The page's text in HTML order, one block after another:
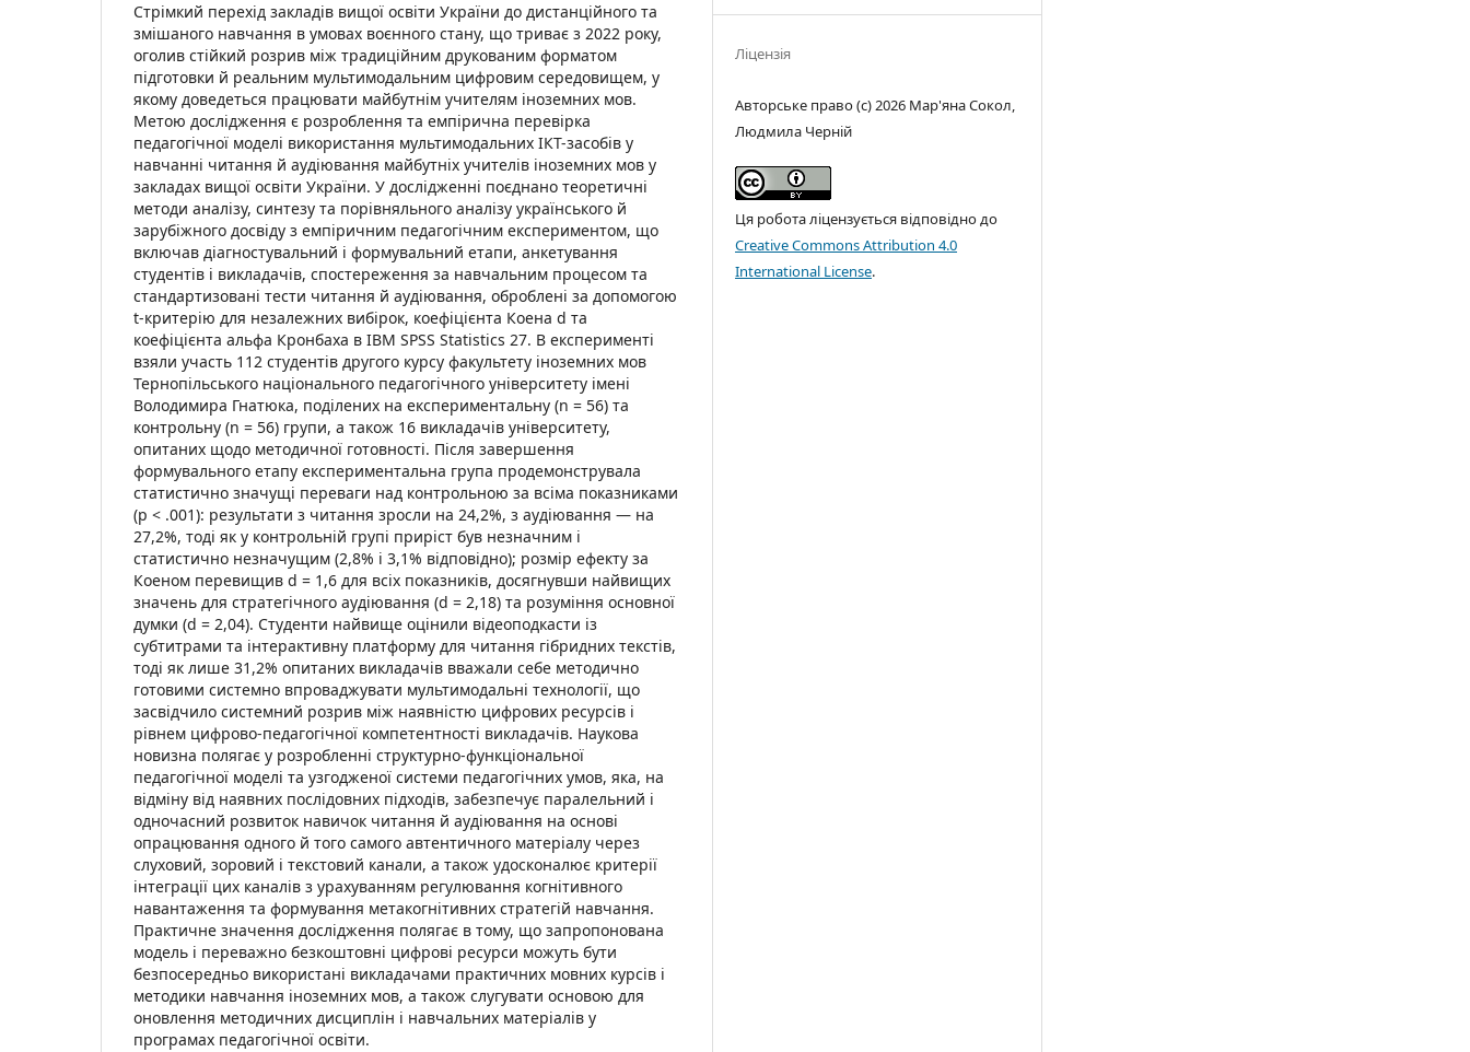
Стрімкий перехід закладів вищої освіти України до дистанційного та
змішаного навчання в умовах воєнного стану, що триває з 2022 року,
оголив стійкий розрив між традиційним друкованим форматом
підготовки й реальним мультимодальним цифровим середовищем, у
якому доведеться працювати майбутнім учителям іноземних мов.
Метою дослідження є розроблення та емпірична перевірка
педагогічної моделі використання мультимодальних ІКТ-засобів у
навчанні читання й аудіювання майбутніх учителів іноземних мов у
закладах вищої освіти України. У дослідженні поєднано теоретичні
методи аналізу, синтезу та порівняльного аналізу українського й
зарубіжного досвіду з емпіричним педагогічним експериментом, що
включав діагностувальний і формувальний етапи, анкетування
студентів і викладачів, спостереження за навчальним процесом та
стандартизовані тести читання й аудіювання, оброблені за допомогою
t-критерію для незалежних вибірок, коефіцієнта Коена d та
коефіцієнта альфа Кронбаха в IBM SPSS Statistics 27. В експерименті
взяли участь 112 студентів другого курсу факультету іноземних мов
Тернопільського національного педагогічного університету імені
Володимира Гнатюка, поділених на експериментальну (n = 56) та
контрольну (n = 56) групи, а також 16 викладачів університету,
опитаних щодо методичної готовності. Після завершення
формувального етапу експериментальна група продемонструвала
статистично значущі переваги над контрольною за всіма показниками
(p < .001): результати з читання зросли на 24,2%, з аудіювання — на
27,2%, тоді як у контрольній групі приріст був незначним і
статистично незначущим (2,8% і 3,1% відповідно); розмір ефекту за
Коеном перевищив d = 1,6 для всіх показників, досягнувши найвищих
значень для стратегічного аудіювання (d = 2,18) та розуміння основної
думки (d = 2,04). Студенти найвище оцінили відеоподкасти із
субтитрами та інтерактивну платформу для читання гібридних текстів,
тоді як лише 31,2% опитаних викладачів вважали себе методично
готовими системно впроваджувати мультимодальні технології, що
засвідчило системний розрив між наявністю цифрових ресурсів і
рівнем цифрово-педагогічної компетентності викладачів. Наукова
новизна полягає у розробленні структурно-функціональної
педагогічної моделі та узгодженої системи педагогічних умов, яка, на
відміну від наявних послідовних підходів, забезпечує паралельний і
одночасний розвиток навичок читання й аудіювання на основі
опрацювання одного й того самого автентичного матеріалу через
слуховий, зоровий і текстовий канали, а також удосконалює критерії
інтеграції цих каналів з урахуванням регулювання когнітивного
навантаження та формування метакогнітивних стратегій навчання.
Практичне значення дослідження полягає в тому, що запропонована
модель і переважно безкоштовні цифрові ресурси можуть бути
безпосередньо використані викладачами практичних мовних курсів і
методики навчання іноземних мов, а також слугувати основою для
оновлення методичних дисциплін і навчальних матеріалів у
програмах педагогічної освіти.
Ліцензія
Авторське право (c) 2026 Мар'яна Сокол,
Людмила Черній
Ця робота ліцензується відповідно до
Creative Commons Attribution 4.0
International License.